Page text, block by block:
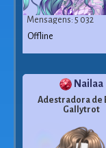
Mensagens: 5 032
Offline
Nailaa
Adestradora de
Gallytrot